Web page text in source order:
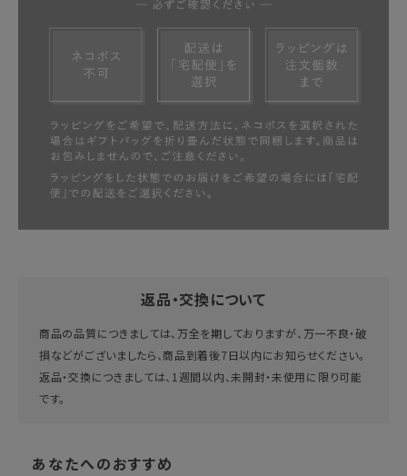
返品・交換について
商品の品質につきましては、万全を期しておりますが、万一不良・破
損などがございましたら、商品到着後7日以内にお知らせください。
返品・交換につきましては、1週間以内、未開封・未使用に限り可能
です。
あなたへのおすすめ